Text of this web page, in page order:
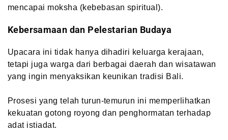
mencapai moksha (kebebasan spiritual).
Kebersamaan dan Pelestarian Budaya
Upacara ini tidak hanya dihadiri keluarga kerajaan,
tetapi juga warga dari berbagai daerah dan wisatawan
yang ingin menyaksikan keunikan tradisi Bali.
Prosesi yang telah turun-temurun ini memperlihatkan
kekuatan gotong royong dan penghormatan terhadap
adat istiadat.